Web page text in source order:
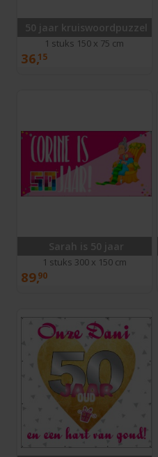
50 jaar kruiswoordpuzzel
1 stuks 150 x 75 cm
36,15
Sarah is 50 jaar
1 stuks 300 x 150 cm
89,90